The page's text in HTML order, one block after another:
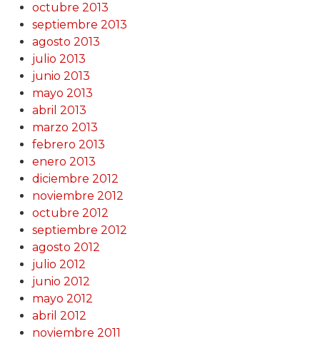
octubre 2013
septiembre 2013
agosto 2013
julio 2013
junio 2013
mayo 2013
abril 2013
marzo 2013
febrero 2013
enero 2013
diciembre 2012
noviembre 2012
octubre 2012
septiembre 2012
agosto 2012
julio 2012
junio 2012
mayo 2012
abril 2012
noviembre 2011